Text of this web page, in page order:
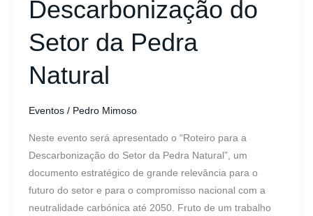
Descarbonização do
Setor da Pedra
Natural
Eventos/ Pedro Mimoso
Neste evento será apresentado o “Roteiro para a
Descarbonização do Setor da Pedra Natural”, um
documento estratégico de grande relevância para o
futuro do setor e para o compromisso nacional com a
neutralidade carbónica até 2050. Fruto de um trabalho